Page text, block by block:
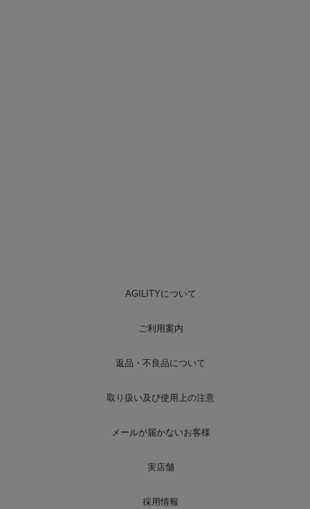
AGILITYについて
ご利用案内
返品・不良品について
取り扱い及び使用上の注意
メールが届かないお客様
実店舗
採用情報